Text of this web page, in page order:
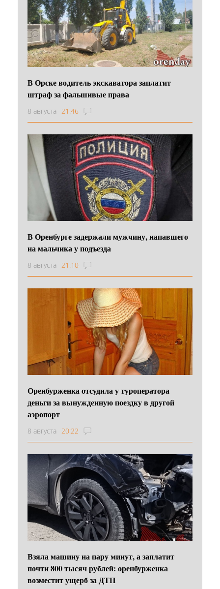
В Орске водитель экскаватора заплатит
штраф за фальшивые права
8 августа 21:46
В Оренбурге задержали мужчину, напавшего
на мальчика у подъезда
8 августа 21:10
Оренбурженка отсудила у туроператора
деньги за вынужденную поездку в другой
аэропорт
8 августа 20:22
Взяла машину на пару минут, а заплатит
почти 800 тысяч рублей: оренбурженка
возместит ущерб за ДТП